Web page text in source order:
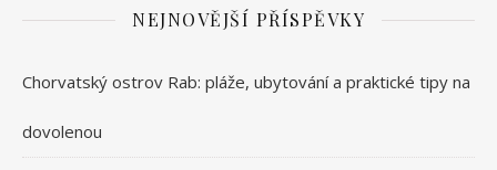
NEJNOVĚJŠÍ PŘÍSPĚVKY
Chorvatský ostrov Rab: pláže, ubytování a praktické tipy na
dovolenou